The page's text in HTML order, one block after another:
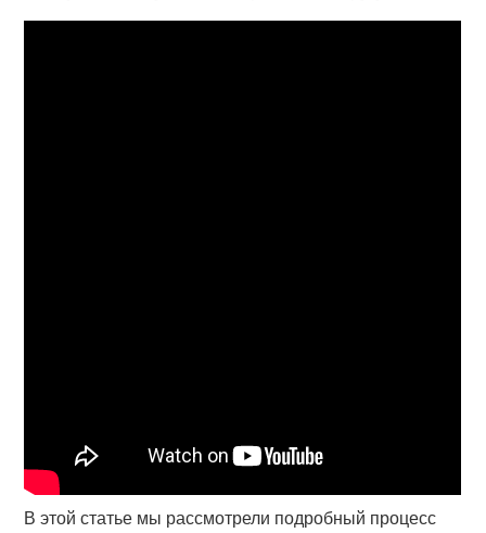
В этой статье мы рассмотрели подробный процесс